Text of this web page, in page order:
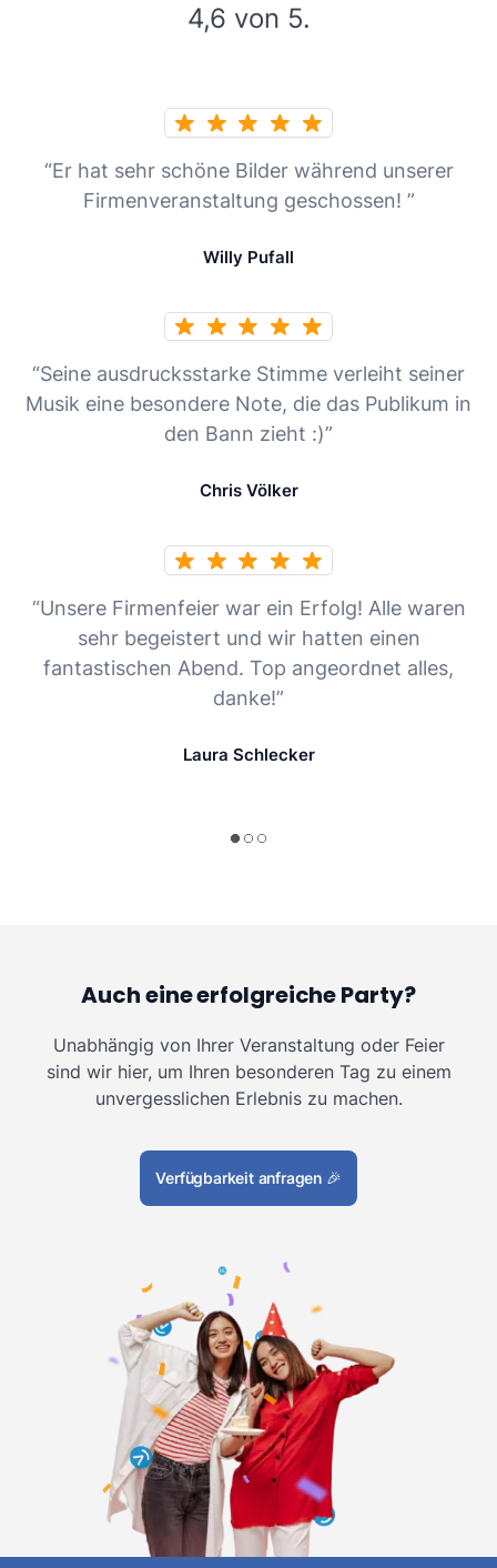
4,6 von 5.
“Er hat sehr schöne Bilder während unserer
Firmenveranstaltung geschossen! ”
Willy Pufall
“Seine ausdrucksstarke Stimme verleiht seiner
Musik eine besondere Note, die das Publikum in
den Bann zieht :)”
Chris Völker
“Unsere Firmenfeier war ein Erfolg! Alle waren
sehr begeistert und wir hatten einen
fantastischen Abend. Top angeordnet alles,
danke!”
Laura Schlecker
Auch eine erfolgreiche Party?
Unabhängig von Ihrer Veranstaltung oder Feier
sind wir hier, um Ihren besonderen Tag zu einem
unvergesslichen Erlebnis zu machen.
Verfügbarkeit anfragen 🎉